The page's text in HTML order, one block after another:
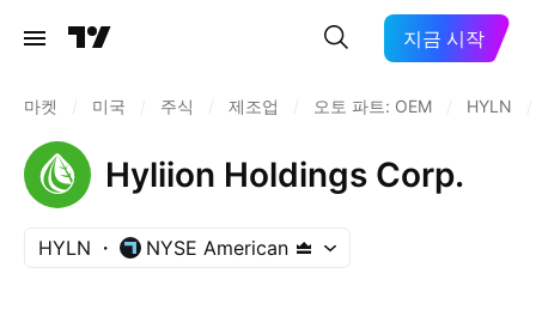
지금 시작
마켓 미국 주식 제조업 오토 파트: OEM HYLN
Hyliion Holdings Corp.
HYLN NYSE American